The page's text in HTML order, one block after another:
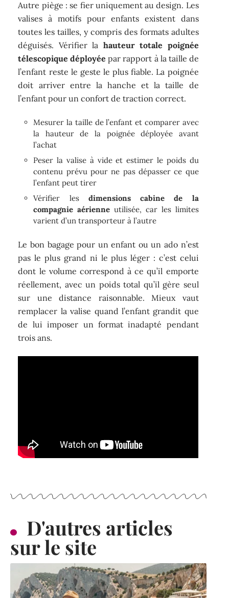
Autre piège : se fier uniquement au design. Les
valises à motifs pour enfants existent dans
toutes les tailles, y compris des formats adultes
déguisés. Vérifier la hauteur totale poignée
télescopique déployée par rapport à la taille de
l’enfant reste le geste le plus fiable. La poignée
doit arriver entre la hanche et la taille de
l’enfant pour un confort de traction correct.
Mesurer la taille de l’enfant et comparer avec
la hauteur de la poignée déployée avant
l’achat
Peser la valise à vide et estimer le poids du
contenu prévu pour ne pas dépasser ce que
l’enfant peut tirer
Vérifier les dimensions cabine de la
compagnie aérienne utilisée, car les limites
varient d’un transporteur à l’autre
Le bon bagage pour un enfant ou un ado n’est
pas le plus grand ni le plus léger : c’est celui
dont le volume correspond à ce qu’il emporte
réellement, avec un poids total qu’il gère seul
sur une distance raisonnable. Mieux vaut
remplacer la valise quand l’enfant grandit que
de lui imposer un format inadapté pendant
trois ans.
D'autres articles
sur le site